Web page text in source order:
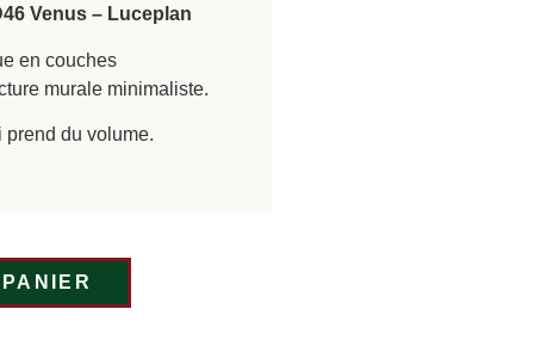
Venus – Luceplan
en couches
murale minimaliste.
prend du volume.